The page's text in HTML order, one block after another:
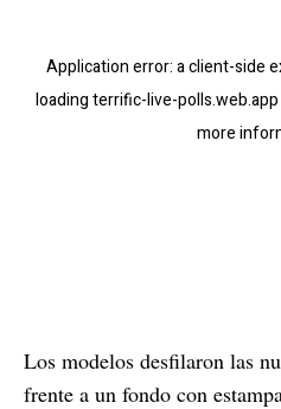
Los modelos desfilaron las
frente a un fondo con